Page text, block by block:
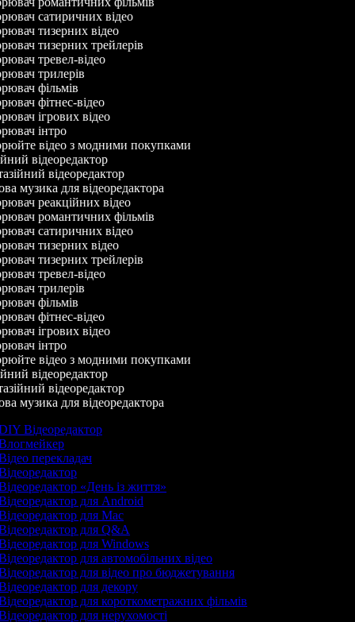
сатиричних відео
тизерних відео
тизерних трейлерів
тревел-відео
трилерів
фільмів
фітнес-відео
ігрових відео
інтро
відео з модними покупками
відеоредактор
відеоредактор
музика для відеоредактора
реакційних відео
романтичних фільмів
сатиричних відео
тизерних відео
тизерних трейлерів
тревел-відео
трилерів
фільмів
фітнес-відео
ігрових відео
інтро
відео з модними покупками
відеоредактор
відеоредактор
музика для відеоредактора
Відеоредактор
перекладач
«День із життя»
для Android
для Mac
для Q&A
для Windows
для автомобільних відео
для відео про бюджетування
для декору
для короткометражних фільмів
для нерухомості